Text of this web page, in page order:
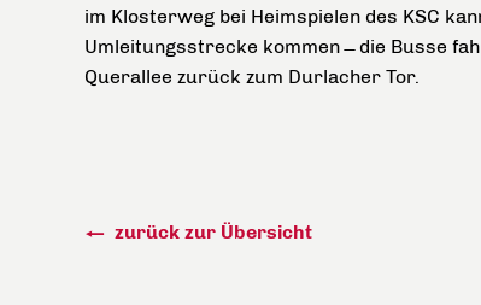
im Klosterweg bei Heimspielen des KSC
Umleitungsstrecke kommen ̶ die Busse
Querallee zurück zum Durlacher Tor.
zurück zur Übersicht